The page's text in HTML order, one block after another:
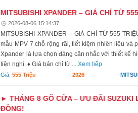
MITSUBISHI XPANDER – GIÁ CHỈ TỪ
2026-08-06 15:14:37
MITSUBISHI XPANDER – GIÁ CHỈ TỪ 555
mẫu MPV 7 chỗ rộng rãi, tiết kiệm nhiên liệu và
Xpander là lựa chọn đáng cân nhắc với thiết kế
tiện nghi. ♦ Giá bán chỉ từ:...Xem tiếp
Giá:555 Triệu - 2026 -
► THÁNG 8 GÕ CỬA – ƯU ĐÃI SUZUKI
ĐỒNG!